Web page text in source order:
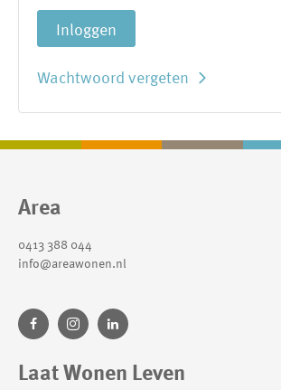
Inloggen
Wachtwoord vergeten
Contactinformatie
Area
0413 388 044
info@areawonen.nl
Laat Wonen Leven